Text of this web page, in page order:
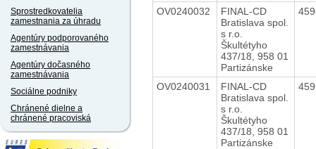
Sprostredkovatelia
zamestnania za úhradu
Agentúry podporovaného
zamestnávania
Agentúry dočasného
zamestnávania
Sociálne podniky
Chránené dielne a
chránené pracoviská
OV0240032
FINAL-CD
Bratislava spol.
s r.o.
Škultétyho
437/18, 958 01
Partizánske
OV0240031
FINAL-CD
Bratislava spol.
s r.o.
Škultétyho
437/18, 958 01
Partizánske